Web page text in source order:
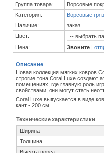
Группа товара:
Ворсовые
Категория:
Ворсовые
Наличие:
заказ
Цвет:
Цена:
Звоните|
Описание
Новая коллекция мягких ковров
строгие тона Coral Luxe
помещениях, где главную роль
свойствами, они могут стать
Coral Luxe выпускается в виде
кант - 200 см.
Технические характеристики
Ширина
Толщина
Высота ворса